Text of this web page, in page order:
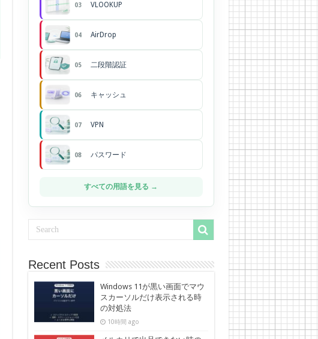
03 VLOOKUP
04 AirDrop
05 二段階認証
06 キャッシュ
07 VPN
08 パスワード
すべての用語を見る →
Recent Posts
Windows 11が黒い画面でマウ
スカーソルだけ表示される時
の対処法
10時間 ago